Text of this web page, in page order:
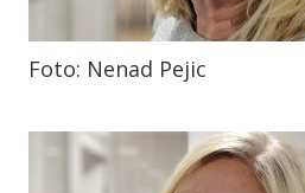
Foto: Nenad Pejic